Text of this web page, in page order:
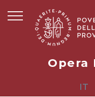
Opera
IT